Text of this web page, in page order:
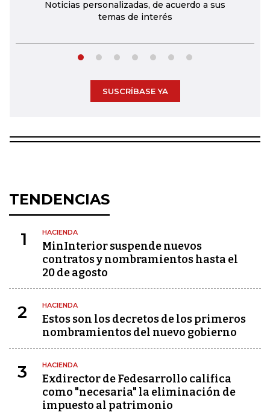
Noticias personalizadas, de acuerdo a sus
temas de interés
SUSCRÍBASE YA
TENDENCIAS
1 HACIENDA
MinInterior suspende nuevos
contratos y nombramientos hasta el
20 de agosto
2 HACIENDA
Estos son los decretos de los primeros
nombramientos del nuevo gobierno
3 HACIENDA
Exdirector de Fedesarrollo califica
como "necesaria" la eliminación de
impuesto al patrimonio